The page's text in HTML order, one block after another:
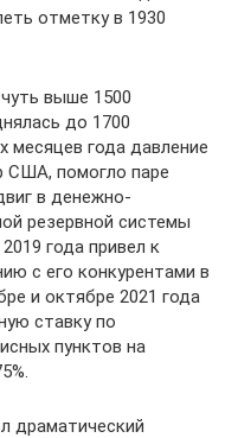
отметку в 1930
выше 1500
до 1700
месяцев года давление
США, помогло паре
в денежно-
резервной системы
года привел к
с его конкурентами в
и октябре 2021 года
ставку по
пунктов на
драматический